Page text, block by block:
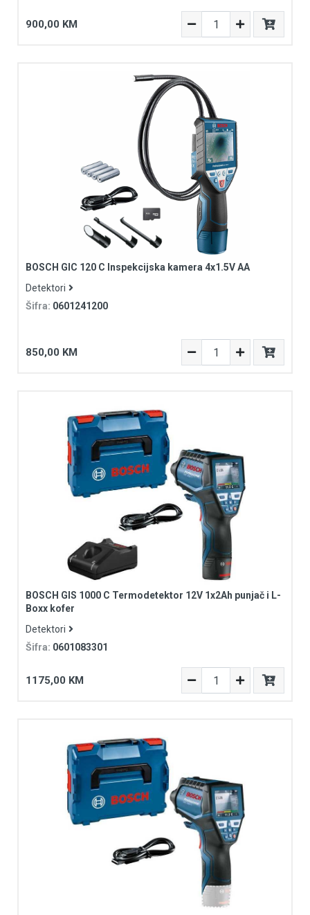
900,00 KM
BOSCH GIC 120 C Inspekcijska kamera 4x1.5V AA
Detektori
Šifra: 0601241200
850,00 KM
BOSCH GIS 1000 C Termodetektor 12V 1x2Ah punjač i L-
Boxx kofer
Detektori
Šifra: 0601083301
1175,00 KM